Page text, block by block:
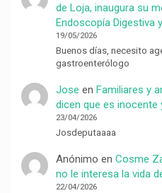
de Loja, inaugura su
Endoscopía Digestiva
19/05/2026
Buenos días, necesito
gastroenterólogo
Jose en Familiares y
dicen que es inocente
23/04/2026
Josdeputaaaa
Anónimo en Cosme
no le interesa la vida
22/04/2026